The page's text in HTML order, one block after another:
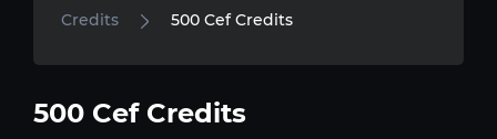
Credits
500 Cef Credits
500 Cef Credits